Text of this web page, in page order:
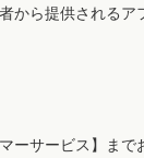
ら提供される
サービス】ま